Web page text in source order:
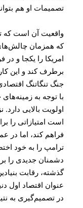
تصمیمات او هم
واقعیت آن است که
که همزمان
امریکا را یکجا و
برطرف کند و این
جنگ تنگاتنگ
با توجه به
اولویت بالایی
است امتیازاتی را
فراهم کند، اما در
ترامپ را به خود
دشمنان جدیدی را
گذشته، رقابت
عنوان اقتصاد اول
در تصمیم‌گیری به